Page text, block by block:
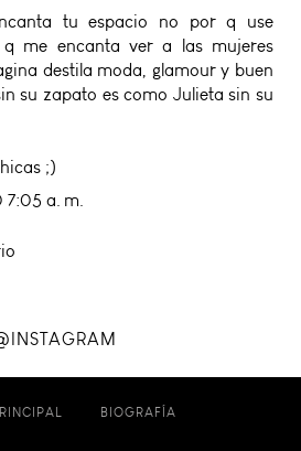
tu espacio no por q use
me encanta ver a las mujeres
destila moda, glamour y buen
su zapato es como Julieta sin su
;)
a. m.
BIOGRAFÍA